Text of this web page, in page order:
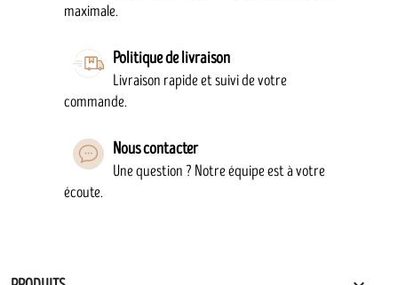
maximale.
Politique de livraison
Livraison rapide et suivi de votre
commande.
Nous contacter
Une question ? Notre équipe est à votre
écoute.